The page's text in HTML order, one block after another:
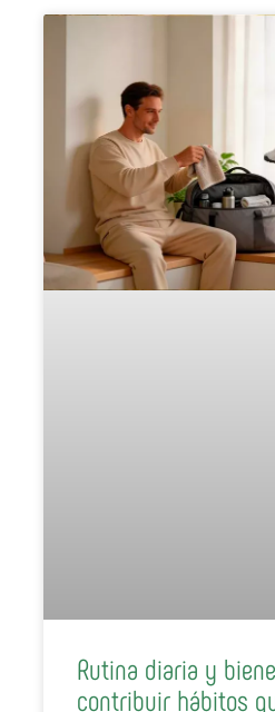
Rutina diaria y
contribuir hábitos